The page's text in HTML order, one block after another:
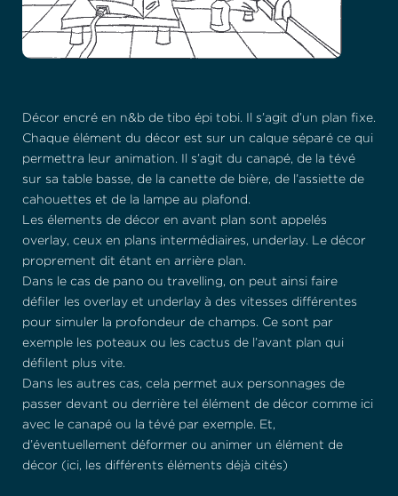
Décor encré en n&b de tibo épi tobi. Il s’agit d’un plan fixe.
Chaque élément du décor est sur un calque séparé ce qui
permettra leur animation. Il s’agit du canapé, de la tévé
sur sa table basse, de la canette de bière, de l’assiette de
cahouettes et de la lampe au plafond.
Les élements de décor en avant plan sont appelés
overlay, ceux en plans intermédiaires, underlay. Le décor
proprement dit étant en arrière plan.
Dans le cas de pano ou travelling, on peut ainsi faire
défiler les overlay et underlay à des vitesses différentes
pour simuler la profondeur de champs. Ce sont par
exemple les poteaux ou les cactus de l’avant plan qui
défilent plus vite.
Dans les autres cas, cela permet aux personnages de
passer devant ou derrière tel élément de décor comme ici
avec le canapé ou la tévé par exemple. Et,
d’éventuellement déformer ou animer un élément de
décor (ici, les différents éléments déjà cités)